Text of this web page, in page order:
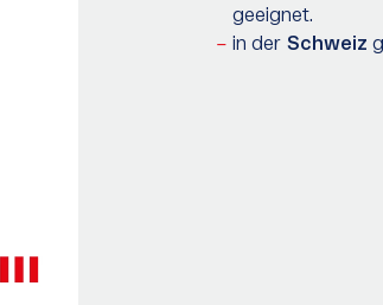
geeignet.
in der Schweiz